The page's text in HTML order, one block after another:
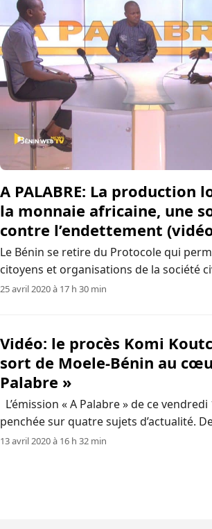
A PALABRE: La production
la monnaie africaine, une
contre l’endettement
Le Bénin se retire du Protocole qui
citoyens et organisations de la société
la Cour africaine des droits de l’homme
25 avril 2020 à 17 h 30 min
Vidéo: le procès Komi
sort de Moele-Bénin au
Palabre »
L’émission « A Palabre » de ce vendredi
penchée sur quatre sujets d’actualité.
secoue les Forces cauris pour un Bénin
13 avril 2020 à 16 h 32 min